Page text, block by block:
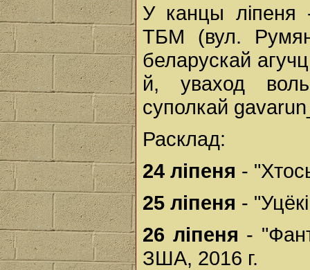
У канцы ліпеня
ТБМ (вул.
беларускай
й, уваход
суполкай
Расклад:
24 ліпеня -
25 ліпеня -
26 ліпеня -
ЗША, 2016 г.